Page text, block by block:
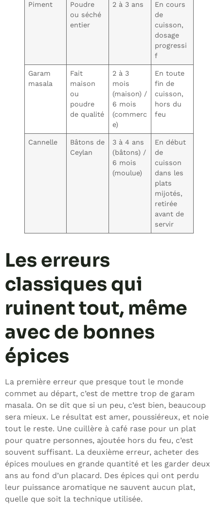
Piment
Poudre
ou séché
entier
2 à 3 ans
En cours
de
cuisson,
dosage
progressi
f
Garam
masala
Fait
maison
ou
poudre
de qualité
2 à 3
mois
(maison) /
6 mois
(commerc
e)
En toute
fin de
cuisson,
hors du
feu
Cannelle
Bâtons de
Ceylan
3 à 4 ans
(bâtons) /
6 mois
(moulue)
En début
de
cuisson
dans les
plats
mijotés,
retirée
avant de
servir
Les erreurs
classiques qui
ruinent tout, même
avec de bonnes
épices
La première erreur que presque tout le monde
commet au départ, c’est de mettre trop de garam
masala. On se dit que si un peu, c’est bien, beaucoup
sera mieux. Le résultat est amer, poussiéreux, et noie
tout le reste. Une cuillère à café rase pour un plat
pour quatre personnes, ajoutée hors du feu, c’est
souvent suffisant. La deuxième erreur, acheter des
épices moulues en grande quantité et les garder deux
ans au fond d’un placard. Des épices qui ont perdu
leur puissance aromatique ne sauvent aucun plat,
quelle que soit la technique utilisée.